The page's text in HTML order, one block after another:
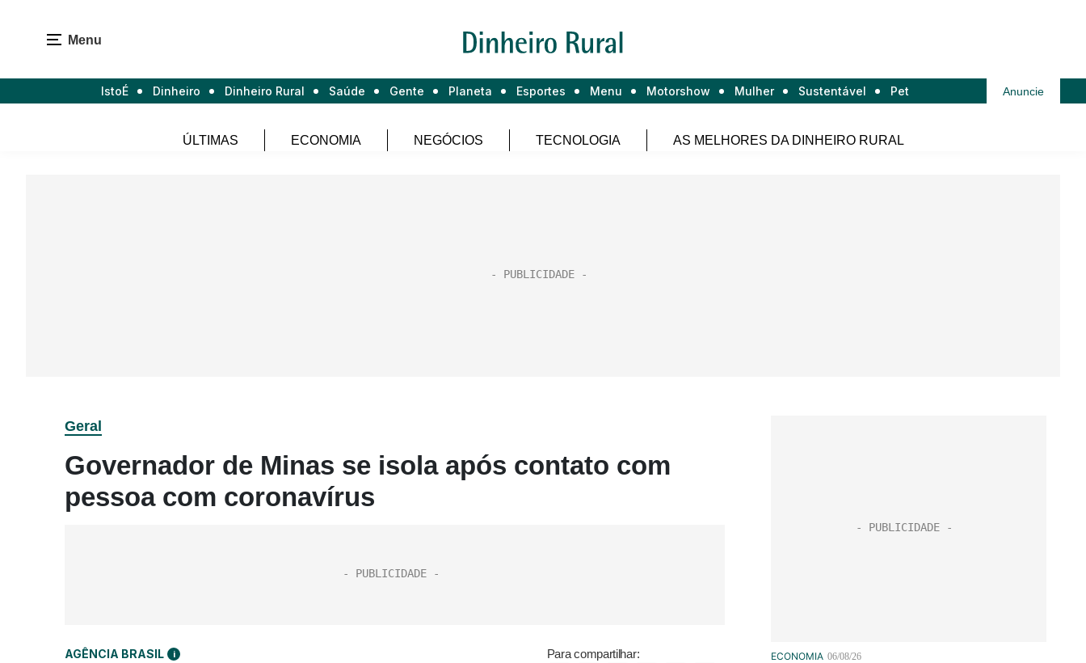
Menu
IstoÉ Dinheiro Dinheiro Rural Saúde Gente Planeta Esportes Menu Motorshow Mulher Sustentável Pet Anuncie
ÚLTIMAS ECONOMIA NEGÓCIOS TECNOLOGIA AS MELHORES DA DINHEIRO RURAL
Geral
Governador de Minas se isola após contato com
pessoa com coronavírus
AGÊNCIA BRASIL i Para compartilhar: